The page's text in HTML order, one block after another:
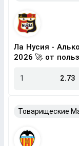
Ла Нусия -
2026 🚀 от
1 2.73